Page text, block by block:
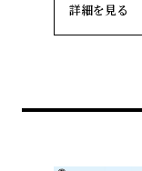
詳細を見る